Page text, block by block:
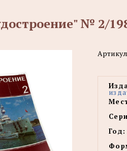
№ 2/
Год: